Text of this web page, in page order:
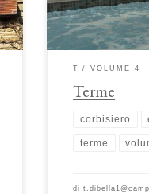
ripercorrere […]
T VOLUME 4
Terme
corbisiero
terme
di